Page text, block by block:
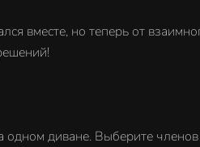
вместе, но теперь от
одном диване. Выберите